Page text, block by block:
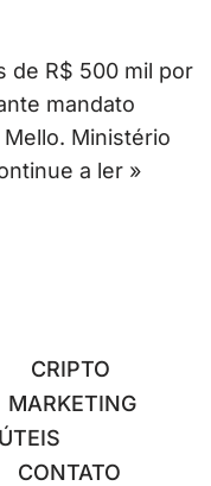
de R$ 500 mil por
mandato
Ministério
a ler »
CRIPTO
MARKETING
CONTATO